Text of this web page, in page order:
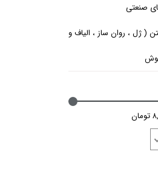
صنعتی
( ژل ، روان ساز ، الیاف و